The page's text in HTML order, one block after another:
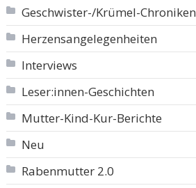
Geschwister-/Krümel-Chroniken
Herzensangelegenheiten
Interviews
Leser:innen-Geschichten
Mutter-Kind-Kur-Berichte
Neu
Rabenmutter 2.0